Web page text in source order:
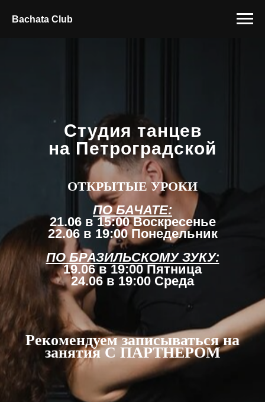
Bachata Club
Студия танцев
на Петроградской
ОТКРЫТЫЕ УРОКИ
ПО БАЧАТЕ:
21.06 в 15:00 Воскресенье
22.06 в 19:00 Понедельник
ПО БРАЗИЛЬСКОМУ ЗУКУ:
19.06 в 19:00 Пятница
24.06 в 19:00 Среда
Рекомендуем записываться на
занятия С ПАРТНЕРОМ